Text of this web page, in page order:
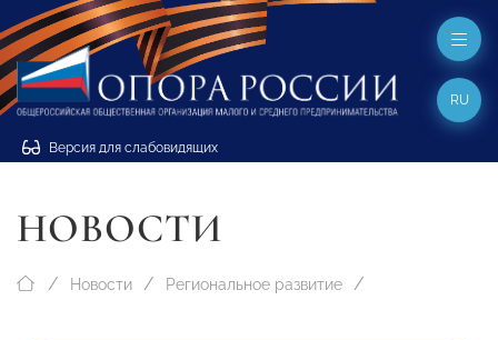
Версия для слабовидящих
RU
НОВОСТИ
Новости Региональное развитие